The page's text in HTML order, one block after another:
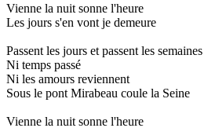
Vienne la nuit sonne l'heure
Les jours s'en vont je demeure
Passent les jours et passent les semaines
Ni temps passé
Ni les amours reviennent
Sous le pont Mirabeau coule la Seine
Vienne la nuit sonne l'heure